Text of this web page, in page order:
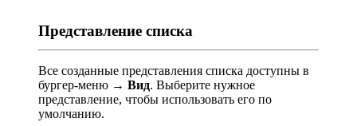
Представление списка
Все созданные представления списка доступны в
бургер-меню → Вид. Выберите нужное
представление, чтобы использовать его по
умолчанию.